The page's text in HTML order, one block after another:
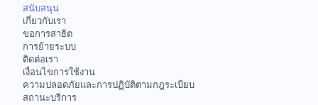
สนับสนุน
เกี่ยวกับเรา
ขอการสาธิต
การย้ายระบบ
ติดต่อเรา
เงื่อนไขการใช้งาน
ความปลอดภัยและการปฏิบัติตามกฎระเบียบ
สถานะบริการ